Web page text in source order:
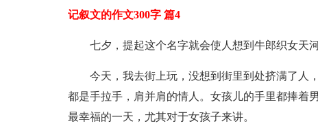
记叙文的作文300字 篇4
七夕，提起这个名字就会使人想到牛郎织女天
今天，我去街上玩，没想到街里到处挤满了人
都是手拉手，肩并肩的情人。女孩儿的手里都捧着
最幸福的一天，尤其对于女孩子来讲。